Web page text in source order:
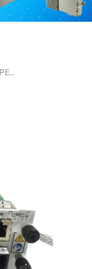
Estação Base Huawei BBU5900 Huawei UPEUe 02311TVH WD2M0UPEUE00 Unidade De Interface De Energia E Ambiente